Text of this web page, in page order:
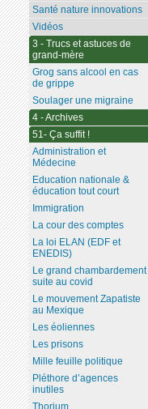
Santé nature innovations
Vidéos
3 - Trucs et astuces de
grand-mère
Grog sans alcool en cas
de grippe
Soulager une migraine
4 - Archives
51- Ça suffit !
Administration et
Médecine
Education nationale &
éducation tout court
Immigration
La cour des comptes
La loi ELAN (EDF et
ENEDIS)
Le grand chambardement
suite au covid
Le mouvement Zapatiste
au Mexique
Les éoliennes
Les prisons
Mille feuille politique
Pléthore d’agences
inutiles